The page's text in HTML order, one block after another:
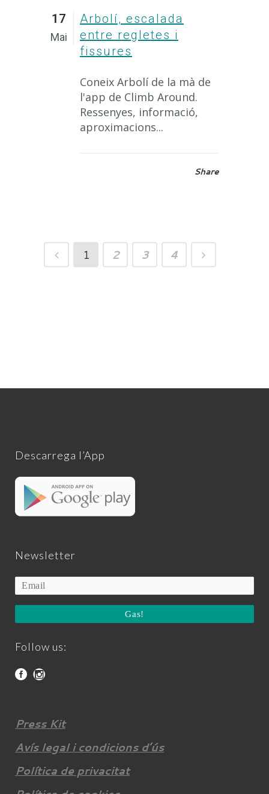
17
Mai
Arbolí, escalada
entre regletes i
fissures
Coneix Arbolí de la mà de
l'app de Climb Around.
Ressenyes, informació,
aproximacions...
Share
1 2 3 4
Descarrega l’App
Newsletter
Gas!
Follow us:
Press Kit
Avís legal i condicions d’ús
Política de privacitat